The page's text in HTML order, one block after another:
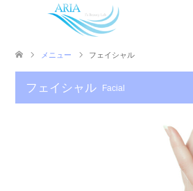
メニュー フェイシャル
フェイシャル Facial